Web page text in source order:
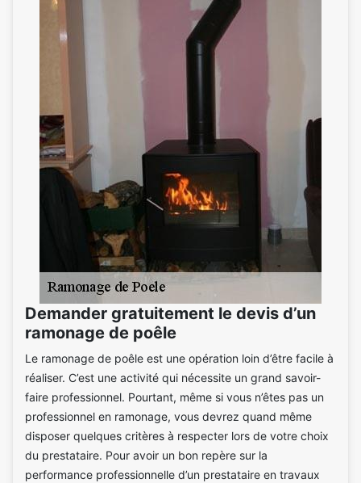
Demander gratuitement le devis d’un
ramonage de poêle
Le ramonage de poêle est une opération loin d’être facile à
réaliser. C’est une activité qui nécessite un grand savoir-
faire professionnel. Pourtant, même si vous n’êtes pas un
professionnel en ramonage, vous devrez quand même
disposer quelques critères à respecter lors de votre choix
du prestataire. Pour avoir un bon repère sur la
performance professionnelle d’un prestataire en travaux